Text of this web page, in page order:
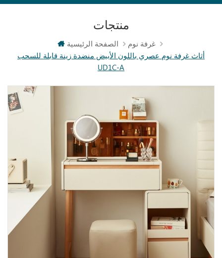
منتجات
الصفحة الرئيسية
غرفة نوم
أثاث غرفة نوم عصري باللون الأبيض منضدة زينة قابلة للسحب
UD1C-A